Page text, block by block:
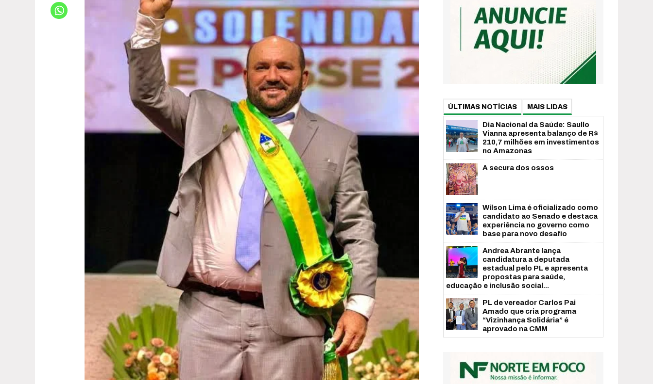
ÚLTIMAS NOTÍCIAS MAIS LIDAS
Dia Nacional da Saúde: Saullo
Vianna apresenta balanço de R$
210,7 milhões em investimentos
no Amazonas
A secura dos ossos
Wilson Lima é oficializado como
candidato ao Senado e destaca
experiência no governo como
base para novo desafio
Andrea Abrante lança
candidatura a deputada
estadual pelo PL e apresenta
propostas para saúde,
educação e inclusão social...
PL de vereador Carlos Pai
Amado que cria programa
“Vizinhança Solidária” é
aprovado na CMM